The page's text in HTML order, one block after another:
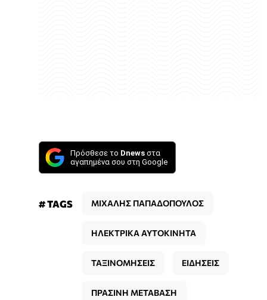
Πρόσθεσε το Dnews στα
αγαπημένα σου στη Google
# TAGS ΜΙΧΑΛΗΣ ΠΑΠΑΔΟΠΟΥΛΟΣ
ΗΛΕΚΤΡΙΚΑ ΑΥΤΟΚΙΝΗΤΑ
ΤΑΞΙΝΟΜΗΣΕΙΣ ΕΙΔΗΣΕΙΣ
ΠΡΑΣΙΝΗ ΜΕΤΑΒΑΣΗ